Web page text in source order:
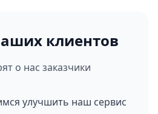
полгода. Каркас под
без коррозии 10–15 лет на
атмосферой ресурс
покрытием.
клиентов
о нас заказчики
улучшить наш сервис